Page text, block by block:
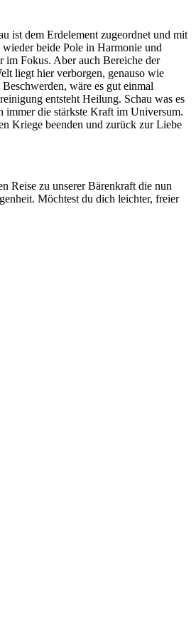
ist dem Erdelement zugeordnet und mit
beide Pole in Harmonie und
im Fokus. Aber auch Bereiche der
liegt hier verborgen, genauso wie
wäre es gut einmal
entsteht Heilung. Schau was es
immer die stärkste Kraft im Universum.
Kriege beenden und zurück zur Liebe
Reise zu unserer Bärenkraft die nun
Möchtest du dich leichter, freier